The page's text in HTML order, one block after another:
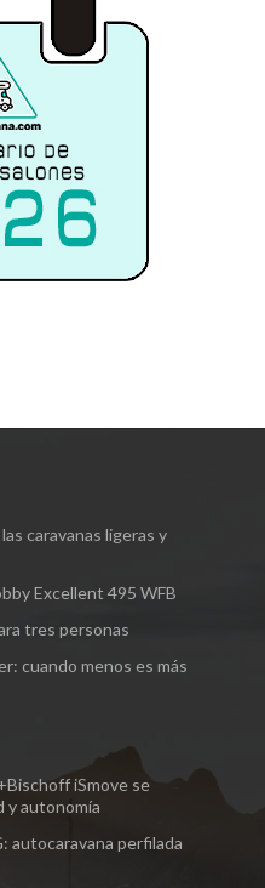
caravanas ligeras y
Excellent 495 WFB
tres personas
cuando menos es más
iSmove se
y autonomía
autocaravana perfilada